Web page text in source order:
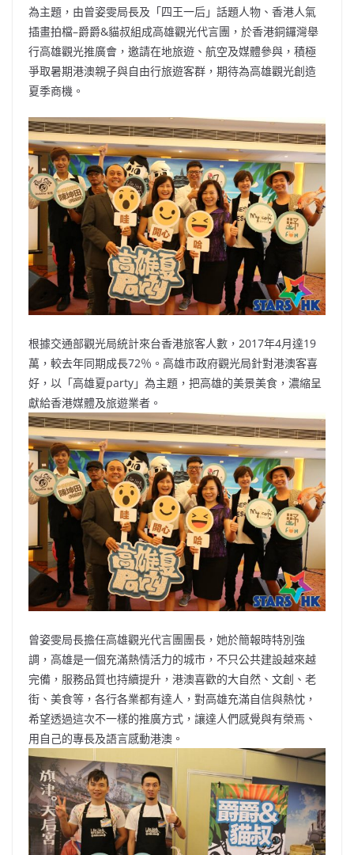
為主題，由曾姿雯局長及「四王一后」話題人物、香港人氣
插畫拍檔–爵爵&貓叔組成高雄觀光代言團，於香港銅鑼灣舉
行高雄觀光推廣會，邀請在地旅遊、航空及媒體參與，積極
爭取暑期港澳親子與自由行旅遊客群，期待為高雄觀光創造
夏季商機。
根據交通部觀光局統計來台香港旅客人數，2017年4月達19
萬，較去年同期成長72％。高雄市政府觀光局針對港澳客喜
好，以「高雄夏party」為主題，把高雄的美景美食，濃縮呈
獻給香港媒體及旅遊業者。
曾姿雯局長擔任高雄觀光代言團團長，她於簡報時特別強
調，高雄是一個充滿熱情活力的城市，不只公共建設越來越
完備，服務品質也持續提升，港澳喜歡的大自然、文創、老
街、美食等，各行各業都有達人，對高雄充滿自信與熱忱，
希望透過這次不一樣的推廣方式，讓達人們感覺與有榮焉、
用自己的專長及語言感動港澳。